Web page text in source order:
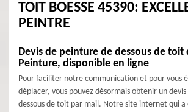
TOIT BOESSE 45390:
PEINTRE
Devis de peinture de dessous de toit
Peinture, disponible en ligne
Pour faciliter notre communication et pour vous
déplacer, vous pouvez désormais obtenir un
dessous de toit par mail. Notre site internet qui